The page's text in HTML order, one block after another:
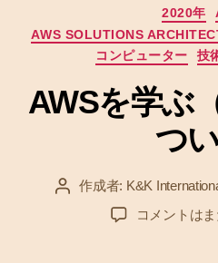
カ
テ
ゴ
リ
ー
2020年
AWS SOLUTIONS
コンピューター
技
AWSを学ぶ
つ
投 作成者: K&K
A
コメントは